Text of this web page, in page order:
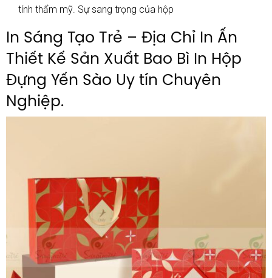
tính thẩm mỹ. Sự sang trọng của hộp
In Sáng Tạo Trẻ – Địa Chỉ In Ấn
Thiết Kế Sản Xuất Bao Bì In Hộp
Đựng Yến Sào Uy tín Chuyên
Nghiệp.